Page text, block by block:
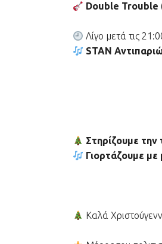
Double Trouble
Λίγο μετά τις
STAN
Στηρίζουμε την
Γιορτάζουμε
Καλά